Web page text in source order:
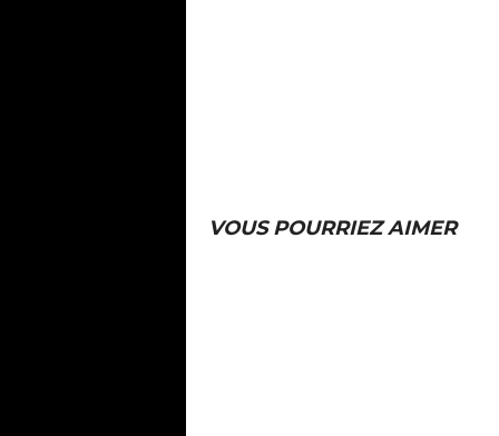
VOUS POURRIEZ AIMER